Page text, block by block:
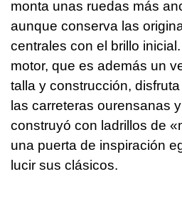
monta unas ruedas más
aunque conserva las
centrales con el brillo
motor, que es además un
talla y construcción,
las carreteras ourensanas
construyó con ladrillos de
una puerta de inspiración
lucir sus clásicos.